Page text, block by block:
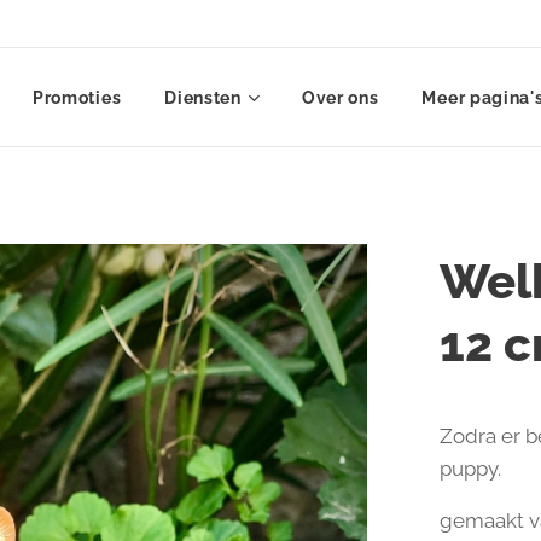
Promoties Diensten Over ons Meer
12
Zodra er
puppy.
gemaakt